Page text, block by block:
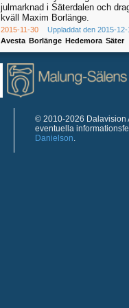
julmarknad i Säterdalen och
kväll Maxim Borlänge.
2015-11-30
Uppladdat den 2015-12-
Avesta Borlänge Hedemora Säter
© 2010-2026 Dalavision
eventuella
Danielson.